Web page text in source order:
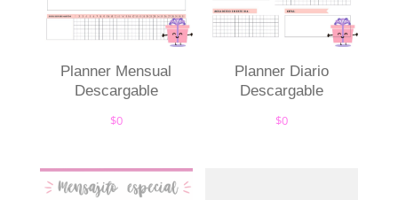
Planner Mensual
Descargable
$0
Planner Diario
Descargable
$0